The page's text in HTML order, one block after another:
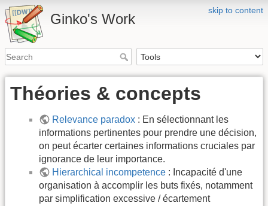
skip to content
Ginko's Work
Théories & concepts
Relevance paradox : En sélectionnant les
informations pertinentes pour prendre une décision,
on peut écarter certaines informations cruciales par
ignorance de leur importance.
Hierarchical incompetence : Incapacité d'une
organisation à accomplir les buts fixés, notamment
par simplification excessive / écartement